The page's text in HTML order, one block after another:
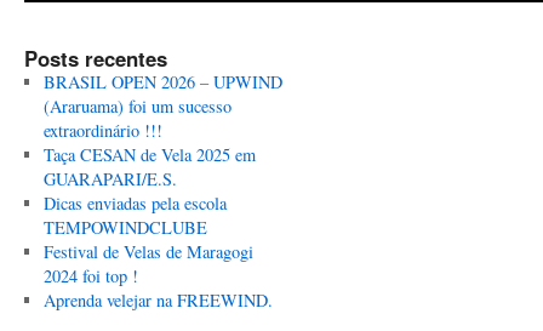
Posts recentes
BRASIL OPEN 2026 – UPWIND
(Araruama) foi um sucesso
extraordinário !!!
Taça CESAN de Vela 2025 em
GUARAPARI/E.S.
Dicas enviadas pela escola
TEMPOWINDCLUBE
Festival de Velas de Maragogi
2024 foi top !
Aprenda velejar na FREEWIND.